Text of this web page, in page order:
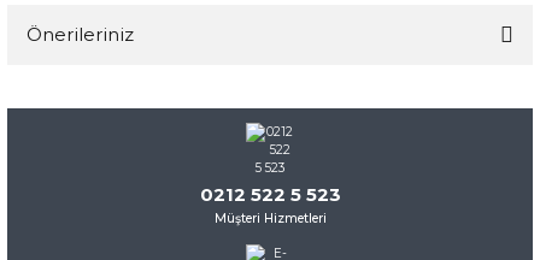
Önerileriniz
konularda yetersiz gördüğünüz noktaları öneri formunu
kullanarak tarafımıza iletebilirsiniz.
Görüş ve önerileriniz için teşekkür ederiz.
Ürün resmi kalitesiz, bozuk veya görüntülenemiyor.
0212 522 5 523
Müşteri Hizmetleri